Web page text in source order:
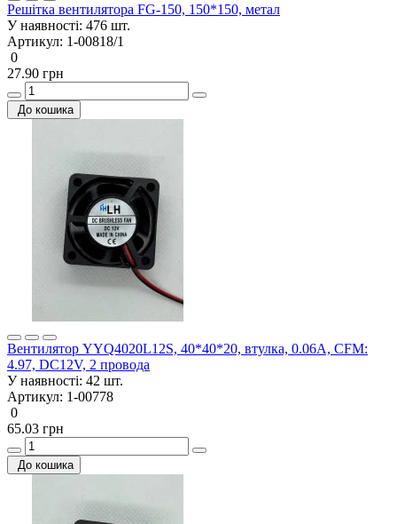
Решітка вентилятора FG-150, 150*150, метал
У наявності: 476 шт.
Артикул: 1-00818/1
0
27.90 грн
До кошика
Вентилятор YYQ4020L12S, 40*40*20, втулка, 0.06A, CFM:
4.97, DC12V, 2 провода
У наявності: 42 шт.
Артикул: 1-00778
0
65.03 грн
До кошика